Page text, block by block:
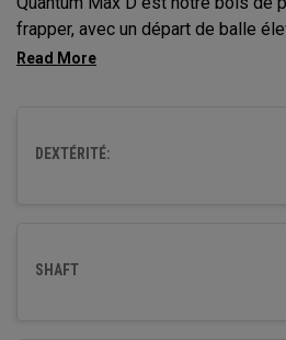
frapper, avec un départ de balle
maximale et un léger draw. Son
DEXTÉRITÉ:
SHAFT